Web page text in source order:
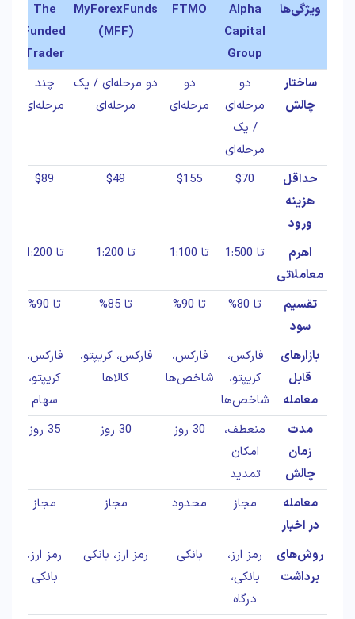
ویژگی‌ها
Alpha
Capital
Group
FTMO
MyForexFunds
(MFF)
The
Funded
Trader
ساختار
چالش
دو
مرحله‌ای
/ یک
مرحله‌ای
دو
مرحله‌ای
دو مرحله‌ای / یک
مرحله‌ای
چند
مرحله‌ای
حداقل
هزینه
ورود
$70
$155
$49
$89
اهرم
معاملاتی
تا 1:500 تا 1:100 تا 1:200 تا 1:200
تقسیم
سود
تا 80% تا 90% تا 85% تا 90%
بازارهای
قابل
معامله
فارکس،
کریپتو،
شاخص‌ها
فارکس،
شاخص‌ها
فارکس، کریپتو،
کالاها
فارکس،
کریپتو،
سهام
مدت
زمان
چالش
منعطف،
امکان
تمدید
30 روز 30 روز 35 روز
معامله
در اخبار
مجاز محدود مجاز مجاز
روش‌های
برداشت
رمز ارز،
بانکی،
درگاه
بانکی رمز ارز، بانکی
رمز ارز،
بانکی